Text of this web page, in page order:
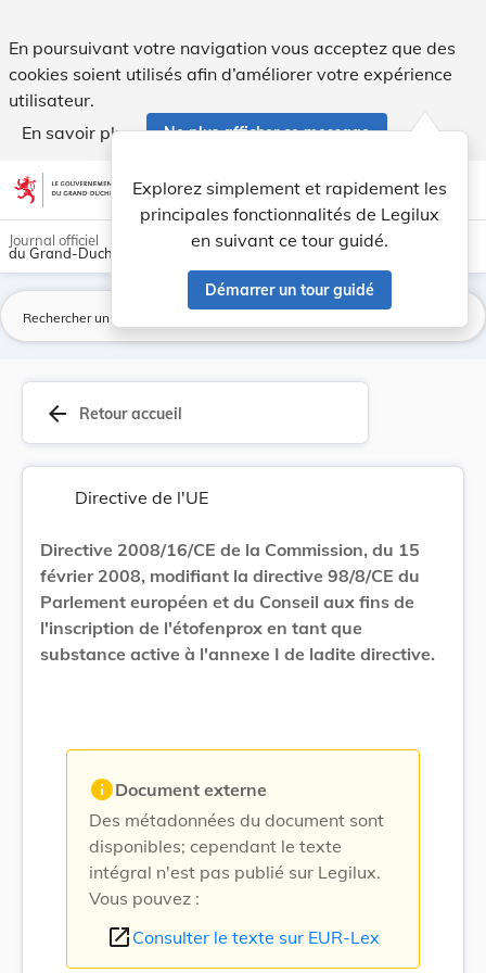
En poursuivant votre navigation vous acceptez que des
cookies soient utilisés afin d’améliorer votre expérience
utilisateur.
En savoir plus
Ne plus afficher ce message
Aller au contenu account_circle help Aide
Explorez simplement et rapidement les
principales fonctionnalités de Legilux
en suivant ce tour guidé.
Démarrer un tour guidé
light_mode dark_mode
Journal officiel
du Grand-Duché de Luxembourg
arrow_back Retour accueil
Directive de l'UE
Directive 2008/16/CE de la Commission, du 15
février 2008, modifiant la directive 98/8/CE du
Parlement européen et du Conseil aux fins de
l'inscription de l'étofenprox en tant que
substance active à l'annexe I de ladite directive.
infoDocument externe
Des métadonnées du document sont
disponibles; cependant le texte
intégral n'est pas publié sur Legilux.
Vous pouvez :
open_in_new Consulter le texte sur EUR-Lex